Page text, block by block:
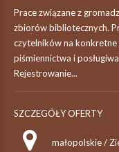
Prace związane z
zbiorów bibliotecznych.
czytelników na
piśmiennictwa i
Rejestrowanie...
SZCZEGÓŁY OFERTY
małopolskie /